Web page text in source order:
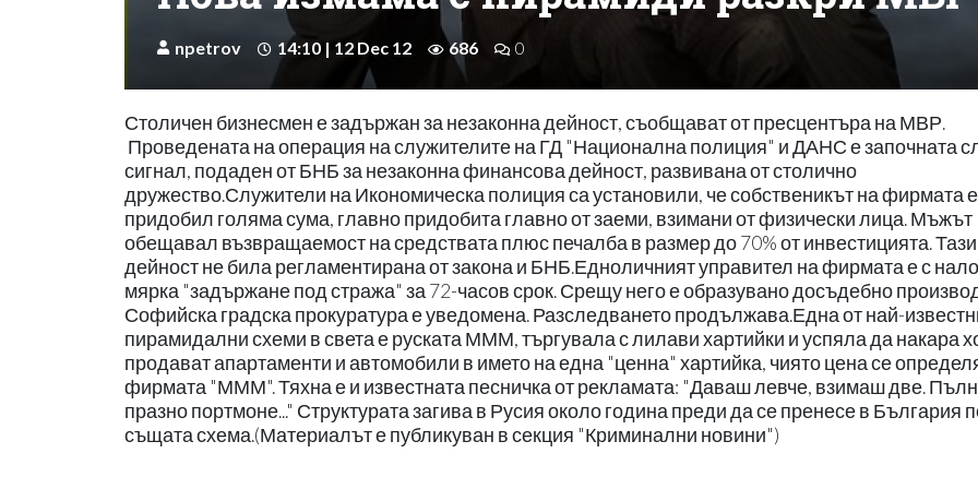
npetrov 14:10 | 12 Dec 12 686 0
Столичен бизнесмен е задържан за незаконна дейност, съобщават от пресцентъра на МВР.
Проведената на операция на служителите на ГД "Национална полиция" и ДАНС е започната
сигнал, подаден от БНБ за незаконна финансова дейност, развивана от столично
дружество.Служители на Икономическа полиция са установили, че собственикът на фирмата е
придобил голяма сума, главно придобита главно от заеми, взимани от физически лица. Мъжът
обещавал възвращаемост на средствата плюс печалба в размер до 70% от инвестицията. Тази
дейност не била регламентирана от закона и БНБ.Едноличният управител на фирмата е с
мярка "задържане под стража" за 72-часов срок. Срещу него е образувано досъдебно
Софийска градска прокуратура е уведомена. Разследването продължава.Една от най-
пирамидални схеми в света е руската МММ, търгувала с лилави хартийки и успяла да накара
продават апартаменти и автомобили в името на една "ценна" хартийка, чиято цена се
фирмата "МММ". Тяхна е и известната песничка от рекламата: "Даваш левче, взимаш две.
празно портмоне..." Структурата загива в Русия около година преди да се пренесе в България
същата схема.(Материалът е публикуван в секция "Криминални новини")